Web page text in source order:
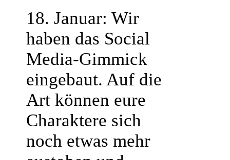
18. Januar: Wir
haben das Social
Media-Gimmick
eingebaut. Auf die
Art können eure
Charaktere sich
noch etwas mehr